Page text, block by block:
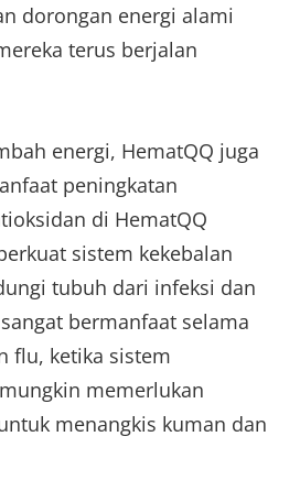
dorongan energi alami
terus berjalan
energi, HematQQ juga
peningkatan
di HematQQ
sistem kekebalan
tubuh dari infeksi dan
bermanfaat selama
flu, ketika sistem
memerlukan
menangkis kuman dan